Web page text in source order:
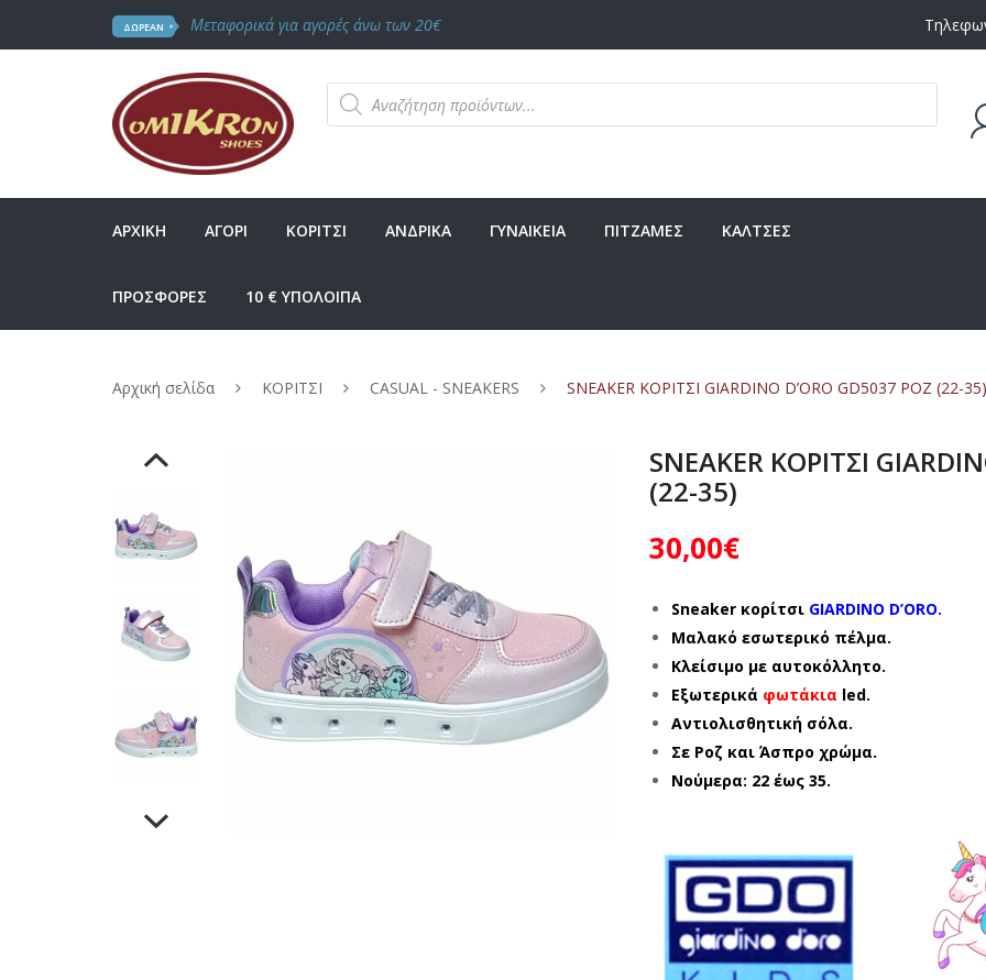
ΔΩΡΕΑΝ Μεταφορικά για αγορές άνω των 20€
Products
search
ΑΡΧΙΚΗ ΑΓΟΡΙ ΚΟΡΙΤΣΙ ΑΝΔΡΙΚΑ ΓΥΝΑΙΚΕΙΑ ΠΙΤΖΑΜΕΣ ΚΑΛΤΣΕΣ
ΠΡΟΣΦΟΡΕΣ 10 € ΥΠΟΛΟΙΠΑ
Αρχική σελίδα ΚΟΡΙΤΣΙ CASUAL - SNEAKERS SNEAKER ΚΟΡΙΤΣΙ GIARDINO D’ORO GD5037 ΡΟΖ (22-35)
SNEAKER ΚΟΡΙΤΣΙ
(22-35)
30,00€
Sneaker κορίτσι GIARDINO D’ORO.
Μαλακό εσωτερικό πέλμα.
Κλείσιμο με αυτοκόλλητο.
Εξωτερικά φωτάκια led.
Αντιολισθητική σόλα.
Σε Ροζ και Άσπρο χρώμα.
Νούμερα: 22 έως 35.